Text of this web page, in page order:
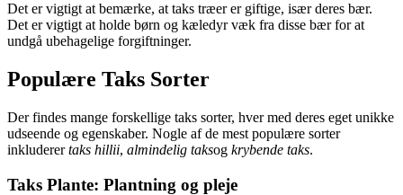
Det er vigtigt at bemærke, at taks træer er giftige, især deres bær.
Det er vigtigt at holde børn og kæledyr væk fra disse bær for at
undgå ubehagelige forgiftninger.
Populære Taks Sorter
Der findes mange forskellige taks sorter, hver med deres eget unikke
udseende og egenskaber. Nogle af de mest populære sorter
inkluderertaks hillii, almindelig taksog krybende taks.
Taks Plante: Plantning og pleje